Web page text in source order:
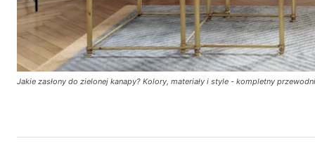
Jakie zasłony do zielonej kanapy? Kolory, materiały i style - kompletny